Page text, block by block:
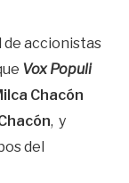
de accionistas
Vox Populi
Chacón
, y
del